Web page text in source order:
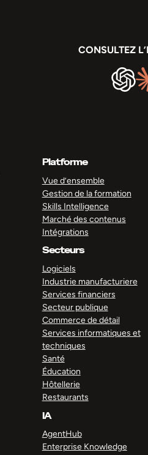
CONSULTEZ
Platforme
Vue d’ensemble
Gestion de la formation
Skills Intelligence
Marché des contenus
Intégrations
Secteurs
Logiciels
Industrie manufacturiere
Services financiers
Secteur publique
Commerce de détail
Services informatiques et
techniques
Santé
Éducation
Hôtellerie
Restaurants
IA
AgentHub
Enterprise Knowledge